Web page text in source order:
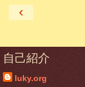
‹
自己紹介
luky.org